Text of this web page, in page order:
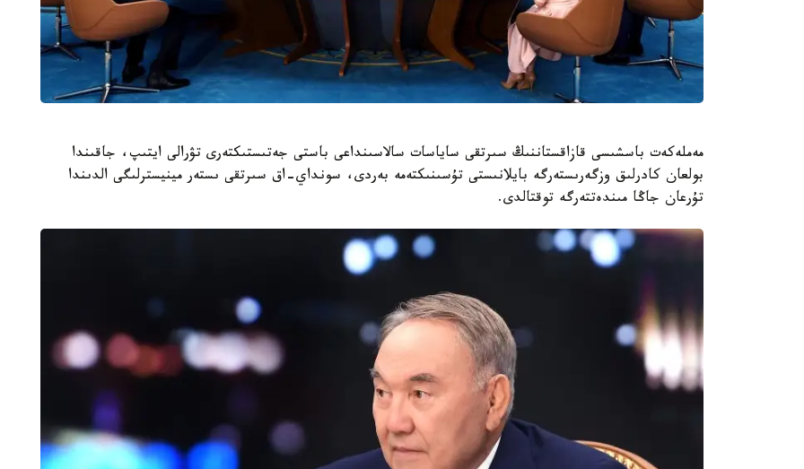
مەملەكەت باسشىسى قازاقستاننىڭ سىرتقى ساياسات سالاسىنداعى باستى جەتىستىكتەرى تۋرالى ايتىپ، جاقىندا
بولعان كادرلىق وزگەرىستەرگە بايلانىستى تۇسىنىكتەمە بەردى، سونداي-اق سىرتقى ىستەر مينيسترلىگى الدىندا
تۇرعان جاڭا مىندەتتەرگە توقتالدى.